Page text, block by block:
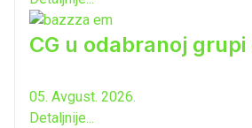
CG u odabranoj
05. Avgust. 2026.
Detaljnije...